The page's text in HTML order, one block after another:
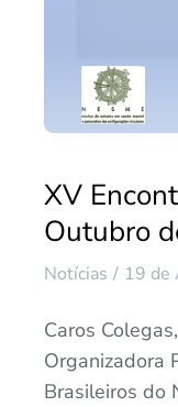
XV
Outubro
Notícias 19 de
Caros
Organizadora
Brasileiros do